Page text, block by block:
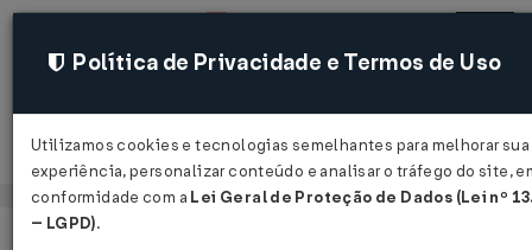
Acessar
Política de Privacidade e Termos de Uso
Utilizamos cookies e tecnologias semelhantes para melhorar sua
experiência, personalizar conteúdo e analisar o tráfego do site,
conformidade com a Lei Geral de Proteção de Dados (Lei nº
– LGPD).